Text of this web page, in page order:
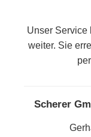
Unser Service
weiter. Sie
Scherer